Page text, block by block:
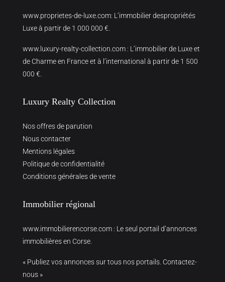
www.proprietes-de-luxe.com: L’immobilier despropriétés
Luxe à partir de 1 000 000 €.
www.luxury-realty-collection.com : L’immobilier de Luxe et
de Charme en France et à l’international à partir de 1 500
000 €.
Luxury Realty Collection
Nos offres de parution
Nous contacter
Mentions légales
Politique de confidentialité
Conditions générales de vente
Immobilier régional
www.immobilierencorse.com : Le seul portail d’annonces
immobilières en Corse.
« Publiez vos annonces sur tous nos portails. Contactez-
nous »